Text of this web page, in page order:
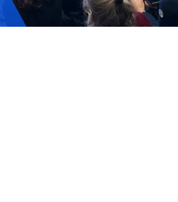
Servizi e accessibilità
Contatti
Biglietti